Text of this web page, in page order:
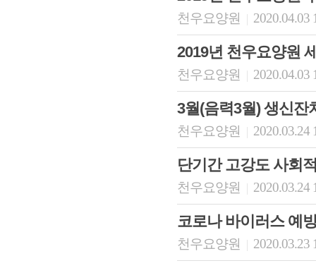
천우요양원 2020.04.03
2019년 천우요양원
천우요양원 2020.04.03
3월(음력3월) 생신잔
천우요양원 2020.03.24
단기간 고강도 사회
천우요양원 2020.03.24
코로나 바이러스 예
천우요양원 2020.03.23